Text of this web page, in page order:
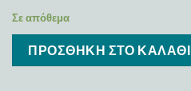
Σε απόθεμα
ΠΡΟΣΘΉΚΗ ΣΤΟ ΚΑΛΆΘΙ